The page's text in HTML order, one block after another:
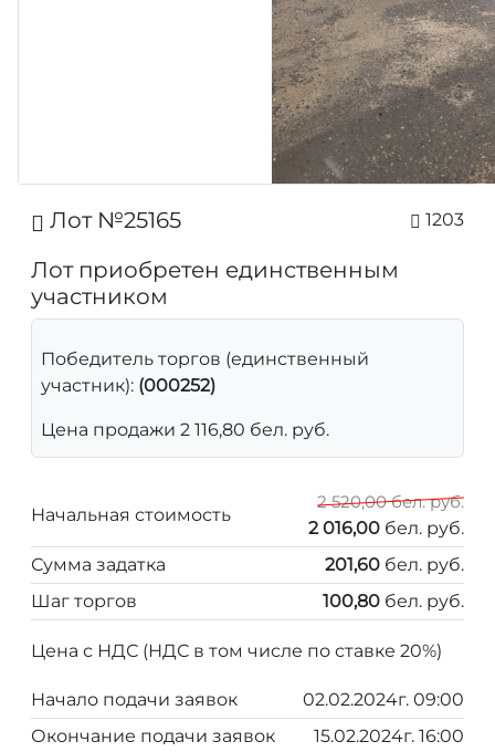
Лот №25165 1203
Лот приобретен единственным
участником
Победитель торгов (единственный
участник): (000252)
Цена продажи 2 116,80 бел. руб.
Начальная стоимость
2 520,00 бел. руб.
2 016,00 бел. руб.
Сумма задатка
201,60 бел. руб.
Шаг торгов
100,80 бел. руб.
Цена с НДС (НДС в том числе по ставке 20%)
Начало подачи заявок
02.02.2024г. 09:00
Окончание подачи заявок
15.02.2024г. 16:00